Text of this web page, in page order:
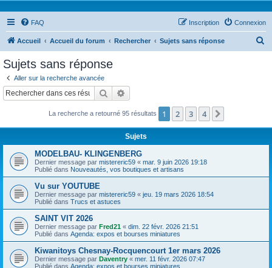
FAQ Connexion
Inscription
Accueil Accueil du forum Rechercher Sujets sans réponse
c
Sujets sans réponse
Aller sur la recherche avancée
Rechercher
La recherche a retourné 95 résultats 1 2 3 4
Sujets
MODELBAU- KLINGENBERG
Dernier message par mistereric59 « mar. 9 juin 2026 19:18
Publié dans Nouveautés, vos boutiques et artisans
Vu sur YOUTUBE
Dernier message par mistereric59 « jeu. 19 mars 2026 18:54
Publié dans Trucs et astuces
SAINT VIT 2026
Dernier message par Fred21 « dim. 22 févr. 2026 21:51
Publié dans Agenda: expos et bourses miniatures
Kiwanitoys Chesnay-Rocquencourt 1er mars 2026
Dernier message par Daventry « mer. 11 févr. 2026 07:47
Publié dans Agenda: expos et bourses miniatures